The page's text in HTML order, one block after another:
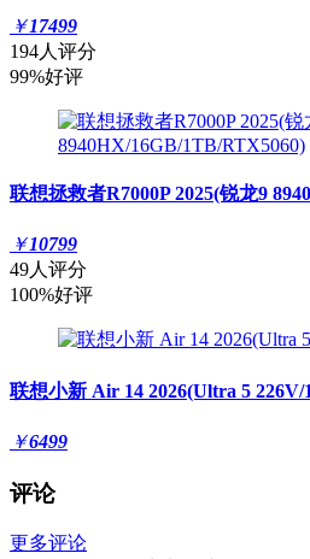
￥17499
194人评分
99%好评
联想拯救者R7000P 2025(锐龙9
￥10799
49人评分
100%好评
联想小新 Air 14 2026(Ultra 5 226V/
￥6499
评论
更多评论